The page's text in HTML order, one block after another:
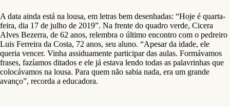
A data ainda está na lousa, em letras bem desenhadas: “Hoje é quarta-
feira, dia 17 de julho de 2019”. Na frente do quadro verde, Cicera
Alves Bezerra, de 62 anos, relembra o último encontro com o pedreiro
Luis Ferreira da Costa, 72 anos, seu aluno. “Apesar da idade, ele
queria vencer. Vinha assiduamente participar das aulas. Formávamos
frases, fazíamos ditados e ele já estava lendo todas as palavrinhas que
colocávamos na lousa. Para quem não sabia nada, era um grande
avanço”, recorda a educadora.